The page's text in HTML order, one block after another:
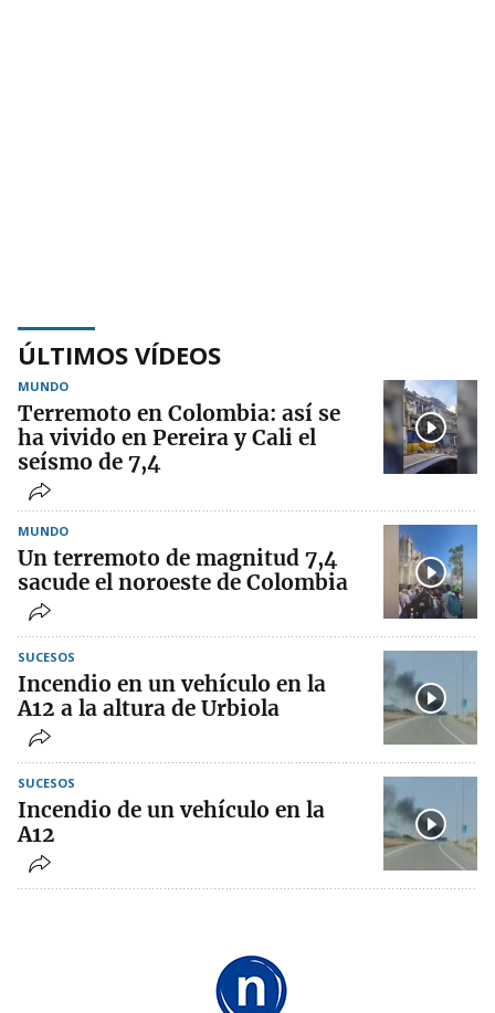
ÚLTIMOS VÍDEOS
MUNDO
Terremoto en Colombia: así se
ha vivido en Pereira y Cali el
seísmo de 7,4
MUNDO
Un terremoto de magnitud 7,4
sacude el noroeste de Colombia
SUCESOS
Incendio en un vehículo en la
A12 a la altura de Urbiola
SUCESOS
Incendio de un vehículo en la
A12